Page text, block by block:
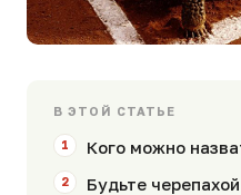
В ЭТОЙ СТАТЬЕ
Кого можно
Будьте